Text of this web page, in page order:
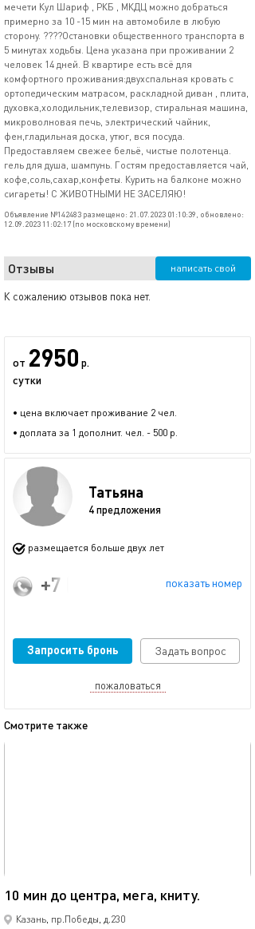
мечети Кул Шариф , РКБ , МКДЦ можно добраться
примерно за 10 -15 мин на автомобиле в любую
сторону. ????Оcтaновки общeственного тpанcпортa в
5 минутах ходьбы. Цена указана при проживании 2
человек 14 дней. В квартире есть всё для
комфортного проживания:двухспальная кровать с
ортопедическим матрасом, раскладной диван , плита,
духовка,холодильник,телевизор, стиральная машина,
микроволновая печь, электрический чайник,
фен,гладильная доска, утюг, вся посуда.
Прeдоcтавляeм свежeе бельё, чистыe полoтенца.
гель для душа, шампунь. Гостям предоставляется чай,
кофе,соль,сахар,конфеты. Курить на балконе можно
сигареты! С ЖИВОТНЫМИ НЕ ЗАСЕЛЯЮ!
Объявление №142483 размещено: 21.07.2023 01:10:39, обновлено:
12.09.2023 11:02:17 (по московскому времени)
Отзывы написать свой
К сожалению отзывов пока нет.
от 2950 р.
сутки
• цена включает проживание 2 чел.
• доплата за 1 дополнит. чел. - 500 р.
Татьяна
4 предложения
размещается больше двух лет
показать номер
+7 (987) 066-41-36
Запросить бронь Задать вопрос
пожаловаться
Смотрите также
10 мин до центра, мега, книту.
Казань, пр.Победы, д.230